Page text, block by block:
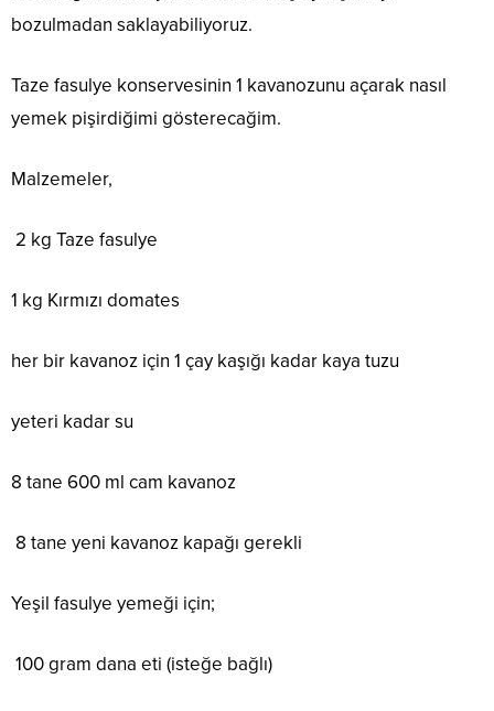
bozulmadan saklayabiliyoruz.
Taze fasulye konservesinin 1 kavanozunu açarak nasıl
yemek pişirdiğimi gösterecağim.
Malzemeler,
2 kg Taze fasulye
1 kg Kırmızı domates
her bir kavanoz için 1 çay kaşığı kadar kaya tuzu
yeteri kadar su
8 tane 600 ml cam kavanoz
8 tane yeni kavanoz kapağı gerekli
Yeşil fasulye yemeği için;
100 gram dana eti (isteğe bağlı)